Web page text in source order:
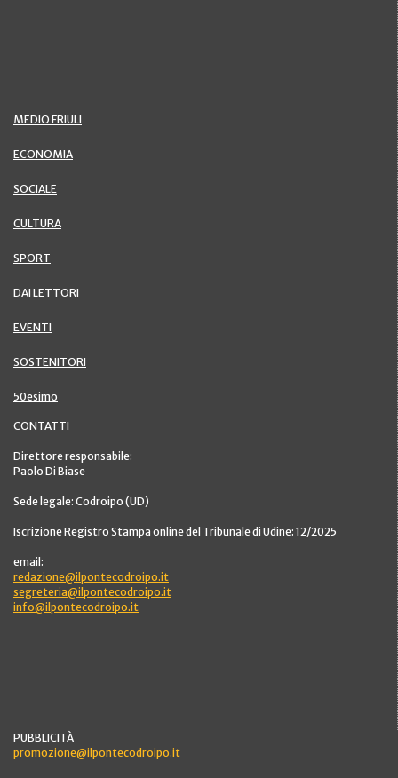
MEDIO FRIULI
ECONOMIA
SOCIALE
CULTURA
SPORT
DAI LETTORI
EVENTI
SOSTENITORI
50esimo
CONTATTI
Direttore responsabile:
Paolo Di Biase
Sede legale: Codroipo (UD)
Iscrizione Registro Stampa online del Tribunale di Udine: 12/2025
email:
redazione@ilpontecodroipo.it
segreteria@ilpontecodroipo.it
info@ilpontecodroipo.it
PUBBLICITÀ
promozione@ilpontecodroipo.it